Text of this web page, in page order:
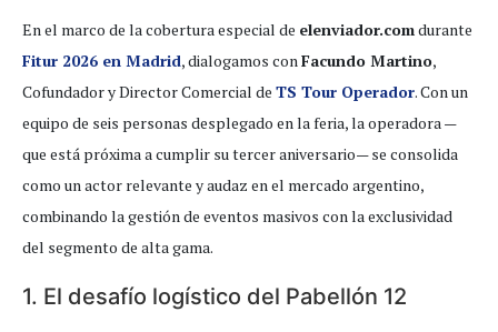
En el marco de la cobertura especial de elenviador.comdurante
Fitur 2026 en Madrid, dialogamos conFacundo Martino,
Cofundador y Director Comercial de TS Tour Operador. Con un
equipo de seis personas desplegado en la feria, la operadora —
que está próxima a cumplir su tercer aniversario— se consolida
como un actor relevante y audaz en el mercado argentino,
combinando la gestión de eventos masivos con la exclusividad
del segmento de alta gama.
1. El desafío logístico del Pabellón 12